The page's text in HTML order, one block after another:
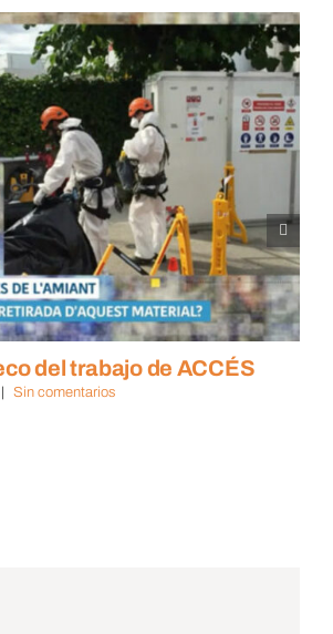
del trabajo de ACCÉS
Sin comentarios